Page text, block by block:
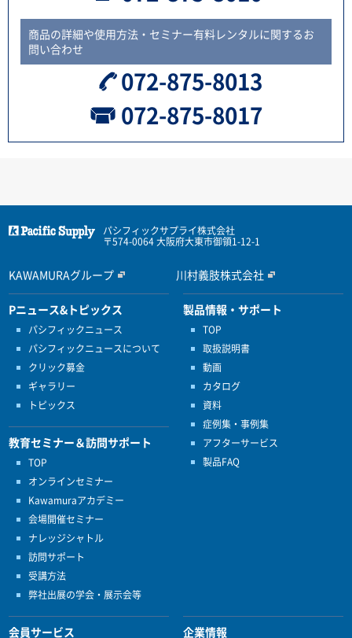
商品の詳細や使用方法・セミナー有料レンタルに関するお
問い合わせ
072-875-8013
072-875-8017
パシフィックサプライ株式会社
〒574-0064 大阪府大東市御領1-12-1
KAWAMURAグループ 川村義肢株式会社
Pニュース&トピックス
パシフィックニュース
パシフィックニュースについて
クリック募金
ギャラリー
トピックス
教育セミナー＆訪問サポート
TOP
オンラインセミナー
Kawamuraアカデミー
会場開催セミナー
ナレッジシャトル
訪問サポート
受講方法
弊社出展の学会・展示会等
製品情報・サポート
TOP
取扱説明書
動画
カタログ
資料
症例集・事例集
アフターサービス
製品FAQ
会員サービス 企業情報